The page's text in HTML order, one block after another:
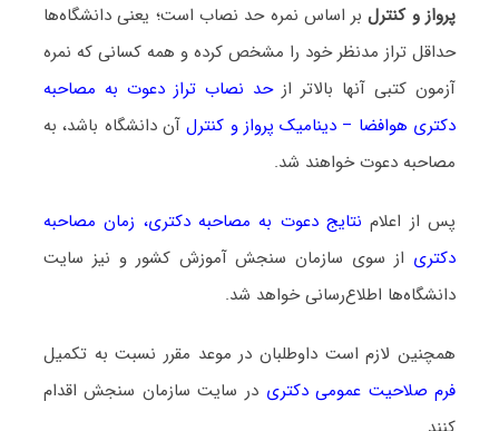
پرواز و کنترلبر اساس نمره حد نصاب است؛ یعنی دانشگاه‌ها
حداقل تراز مدنظر خود را مشخص کرده و همه کسانی که نمره
آزمون کتبی آنها بالاتر ازحد نصاب تراز دعوت به مصاحبه
دکتری هوافضا – دینامیک پرواز و کنترل آن دانشگاه باشد، به
مصاحبه دعوت خواهند شد.
پس از اعلام نتایج دعوت به مصاحبه دکتری، زمان مصاحبه
دکتری از سوی سازمان سنجش آموزش کشور و نیز سایت
دانشگاه‌ها اطلاع‌رسانی خواهد شد.
همچنین لازم است داوطلبان در موعد مقرر نسبت به تکمیل
فرم صلاحیت عمومی دکتری در سایت سازمان سنجش اقدام